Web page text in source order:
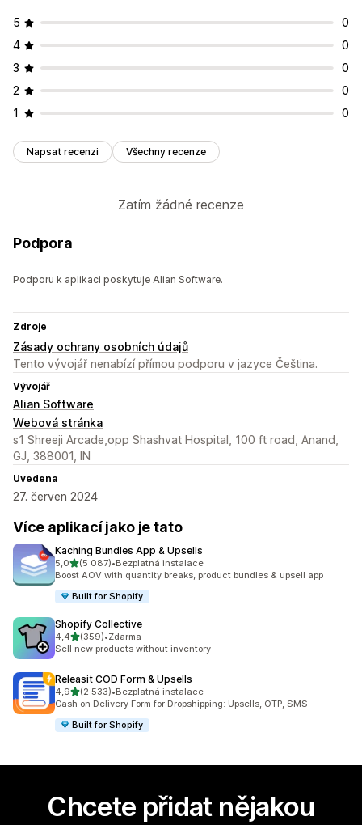
5
0
4
0
3
0
2
0
1
0
Napsat recenzi Všechny recenze
Zatím žádné recenze
Podpora
Podporu k aplikaci poskytuje Alian Software.
Zdroje
Zásady ochrany osobních údajů
Tento vývojář nenabízí přímou podporu v jazyce Čeština.
Vývojář
Alian Software
Webová stránka
s1 Shreeji Arcade,opp Shashvat Hospital, 100 ft road, Anand,
GJ, 388001, IN
Uvedena
27. červen 2024
Více aplikací jako je tato
Kaching Bundles App & Upsells
5,0z 5 hvězd
(5 087)
Celkový počet recenzí: 5087
•Bezplatná instalace
Boost AOV with quantity breaks, product bundles & upsell app
Built for Shopify
Shopify Collective
4,4z 5 hvězd
(359)
Celkový počet recenzí: 359
•Zdarma
Sell new products without inventory
Releasit COD Form & Upsells
4,9z 5 hvězd
(2 533)
Celkový počet recenzí: 2533
•Bezplatná instalace
Cash on Delivery Form for Dropshipping: Upsells, OTP, SMS
Built for Shopify
Chcete přidat nějakou